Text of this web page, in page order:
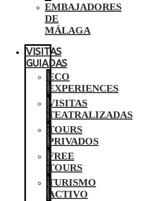
EMBAJADORES
DE
MÁLAGA
VISITAS
GUIADAS
ECO
EXPERIENCES
VISITAS
TEATRALIZADAS
TOURS
PRIVADOS
FREE
TOURS
TURISMO
ACTIVO